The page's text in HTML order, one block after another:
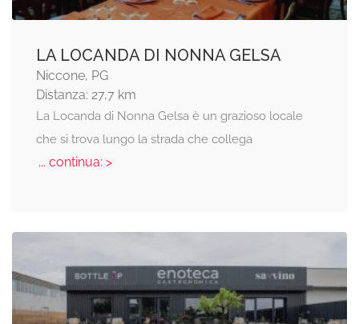
LA LOCANDA DI NONNA GELSA
Niccone, PG
Distanza: 27,7 km
La Locanda di Nonna Gelsa è un grazioso locale
che si trova lungo la strada che collega
... continua: >